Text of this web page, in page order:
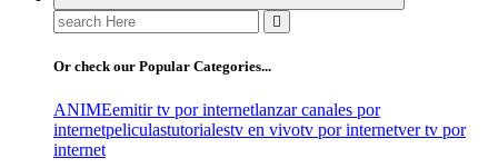
Search
for:
Or check our Popular Categories...
ANIMEemitir tv por internetlanzar canales por
internetpeliculastutorialestv en vivotv por internetver tv por
internet